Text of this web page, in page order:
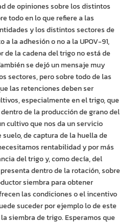
de opiniones sobre los distintos
todo en lo que refiere a las
y los distintos sectores de
la adhesión o no a la UPOV-91,
de la cadena del trigo no está de
se dejó un mensaje muy
sectores, pero sobre todo de las
las retenciones deben ser
especialmente en el trigo, que
de la producción de grano del
cultivo que nos da un servicio
de captura de la huella de
rentabilidad y por más
del trigo y, como decía, del
dentro de la rotación, sobre
siembra para obtener
las condiciones o el incentivo
suceder por ejemplo lo de este
siembra de trigo. Esperamos que